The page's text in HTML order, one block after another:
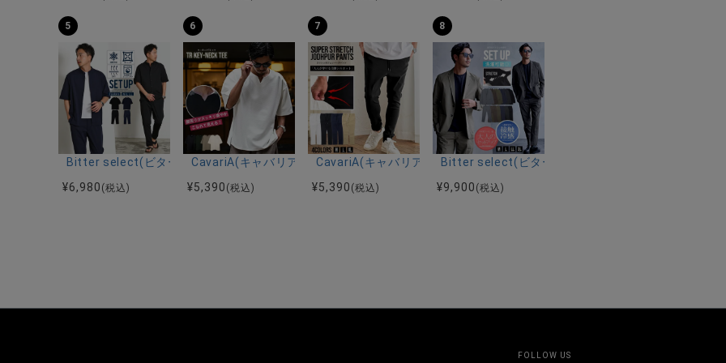
5
Bitter select(ビターセレクト)接触冷感スーパーストレッチバンドカラー半袖シャツ＆イージーパンツ/全2色
¥6,980 (税込)
6
CavariA(キャバリア)キーネック半袖Tシャツ/全4色
¥5,390 (税込)
7
CavariA(キャバリア)ストレッチジョッパーパンツ/全4色
¥5,390 (税込)
8
Bitter select(ビターセレクト)接触冷感スーパース
¥9,900 (税込)
FOLLOW US